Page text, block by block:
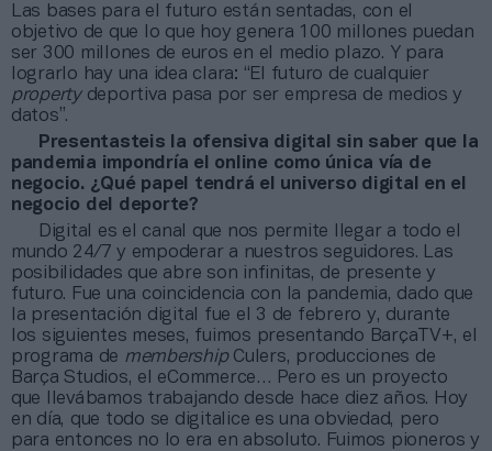
Las bases para el futuro están sentadas, con el
objetivo de que lo que hoy genera 100 millones puedan
ser 300 millones de euros en el medio plazo. Y para
lograrlo hay una idea clara: “El futuro de cualquier
propertydeportiva pasa por ser empresa de medios y
datos”.
Presentasteis la ofensiva digital sin saber que la
pandemia impondría el online como única vía de
negocio. ¿Qué papel tendrá el universo digital en el
negocio del deporte?
Digital es el canal que nos permite llegar a todo el
mundo 24/7 y empoderar a nuestros seguidores. Las
posibilidades que abre son infinitas, de presente y
futuro. Fue una coincidencia con la pandemia, dado que
la presentación digital fue el 3 de febrero y, durante
los siguientes meses, fuimos presentando BarçaTV+, el
programa de membershipCulers, producciones de
Barça Studios, el eCommerce… Pero es un proyecto
que llevábamos trabajando desde hace diez años. Hoy
en día, que todo se digitalice es una obviedad, pero
para entonces no lo era en absoluto. Fuimos pioneros y